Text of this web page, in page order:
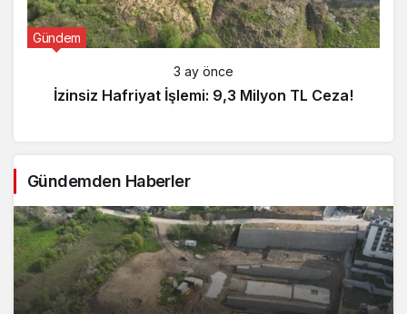
Gündem
3 ay önce
İzinsiz Hafriyat İşlemi: 9,3 Milyon TL Ceza!
Gündemden Haberler